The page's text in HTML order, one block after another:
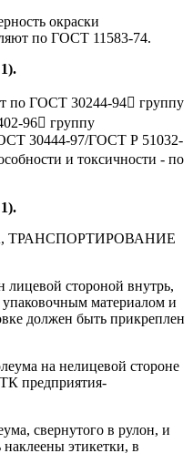
окраски
по ГОСТ 11583-74.
по ГОСТ 30244-94 группу
96 группу
30444-97/ГОСТ Р 51032-
и токсичности - по
ТРАНСПОРТИРОВАНИЕ
лицевой стороной внутрь,
материалом и
должен быть прикреплен
на нелицевой стороне
предприятия-
свернутого в рулон, и
этикетки, в